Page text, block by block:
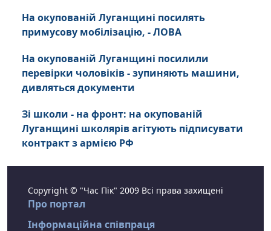
На окупованій Луганщині посилять
примусову мобілізацію, - ЛОВА
На окупованій Луганщині посилили
перевірки чоловіків - зупиняють машини,
дивляться документи
Зі школи - на фронт: на окупованій
Луганщині школярів агітують підписувати
контракт з армією РФ
Copyright © "Час Пік" 2009 Всі права захищені
Про портал
Інформаційна співпраця